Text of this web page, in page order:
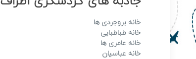
خانه بروجردی ها
خانه طباطبایی
خانه عامری ها
خانه عباسیان